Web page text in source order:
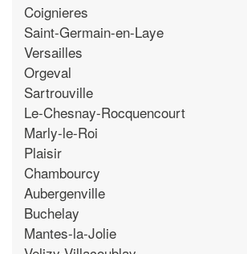
Coignieres
Saint-Germain-en-Laye
Versailles
Orgeval
Sartrouville
Le-Chesnay-Rocquencourt
Marly-le-Roi
Plaisir
Chambourcy
Aubergenville
Buchelay
Mantes-la-Jolie